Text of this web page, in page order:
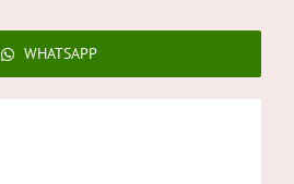
WHATSAPP